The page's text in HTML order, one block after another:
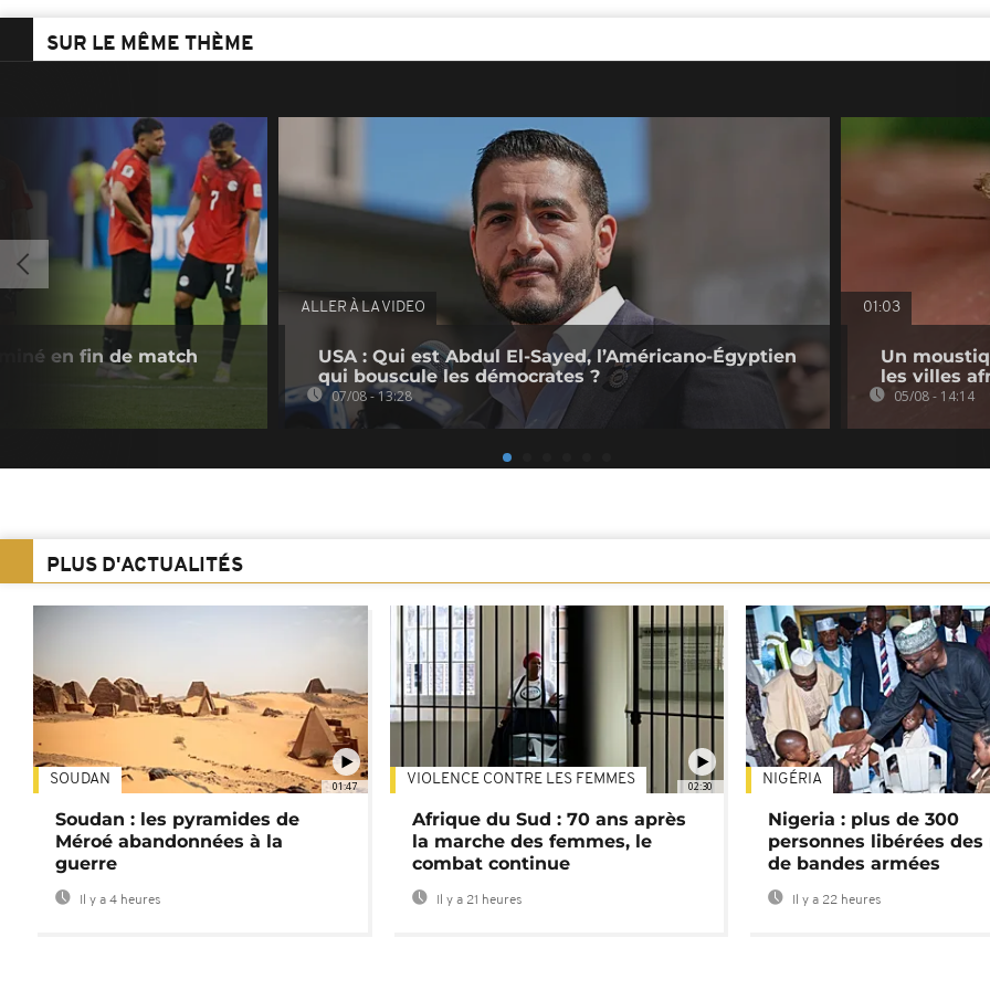
SUR LE MÊME THÈME
en fin de match
ALLER À LA VIDEO
USA : Qui est Abdul El-Sayed, l’Américano-Égyptien
qui bouscule les démocrates ?
07/08 - 13:28
01:03
Un
les villes
05/08 - 14:14
PLUS D'ACTUALITÉS
01:47
SOUDAN
Soudan : les pyramides de
Méroé abandonnées à la
guerre
Il y a 4 heures
02:30
VIOLENCE CONTRE LES FEMMES
Afrique du Sud : 70 ans après
la marche des femmes, le
combat continue
Il y a 21 heures
NIGÉRIA
Nigeria : plus de 300
personnes libérées des
de bandes armées
Il y a 22 heures